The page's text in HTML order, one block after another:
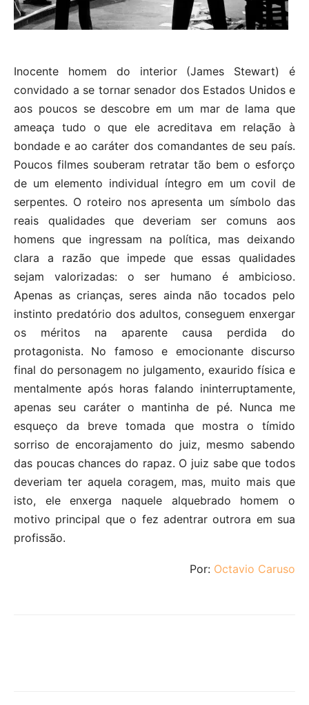
Inocente homem do interior (James Stewart) é
convidado a se tornar senador dos Estados Unidos e
aos poucos se descobre em um mar de lama que
ameaça tudo o que ele acreditava em relação à
bondade e ao caráter dos comandantes de seu país.
Poucos filmes souberam retratar tão bem o esforço
de um elemento individual íntegro em um covil de
serpentes. O roteiro nos apresenta um símbolo das
reais qualidades que deveriam ser comuns aos
homens que ingressam na política, mas deixando
clara a razão que impede que essas qualidades
sejam valorizadas: o ser humano é ambicioso.
Apenas as crianças, seres ainda não tocados pelo
instinto predatório dos adultos, conseguem enxergar
os méritos na aparente causa perdida do
protagonista. No famoso e emocionante discurso
final do personagem no julgamento, exaurido física e
mentalmente após horas falando ininterruptamente,
apenas seu caráter o mantinha de pé. Nunca me
esqueço da breve tomada que mostra o tímido
sorriso de encorajamento do juiz, mesmo sabendo
das poucas chances do rapaz. O juiz sabe que todos
deveriam ter aquela coragem, mas, muito mais que
isto, ele enxerga naquele alquebrado homem o
motivo principal que o fez adentrar outrora em sua
profissão.
Por: Octavio Caruso